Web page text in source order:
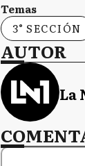
Temas
3° SECCIÓN
AUTOR
La